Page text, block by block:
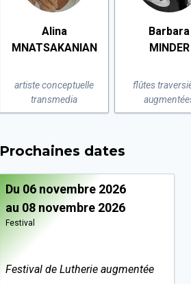
Alina
MNATSAKANIAN
artiste conceptuelle
transmedia
Barbara
MINDER
flûtes
Prochaines dates
Du 06 novembre 2026
au 08 novembre 2026
Festival
Festival de Lutherie augmentée